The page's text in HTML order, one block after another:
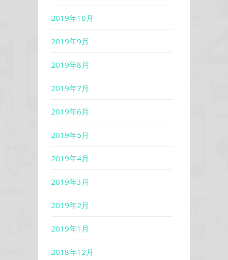
2019年10月
2019年9月
2019年8月
2019年7月
2019年6月
2019年5月
2019年4月
2019年3月
2019年2月
2019年1月
2018年12月